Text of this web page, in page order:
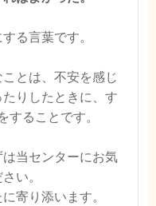
る言葉です。
とは、不安を感じ
りしたときに、す
することです。
当センターにお気
い。
寄り添います。